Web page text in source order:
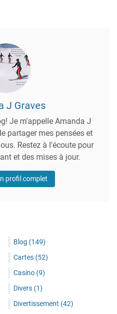
J Graves
Je m'appelle Amanda J
partager mes pensées et
Restez à l'écoute pour
et des mises à jour.
profil complet
Blog (149)
Cartes (52)
Casino (9)
Divers (1)
Divertissement (42)